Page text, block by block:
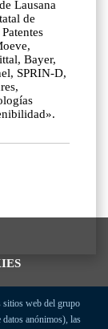
sitios web del grupo
anónimos), las
Lausana
de
Bayer,
SPRIN-D,